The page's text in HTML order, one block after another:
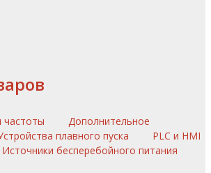
частоты
Дополнительное
плавного пуска
PLC и HMI
Источники бесперебойного питания